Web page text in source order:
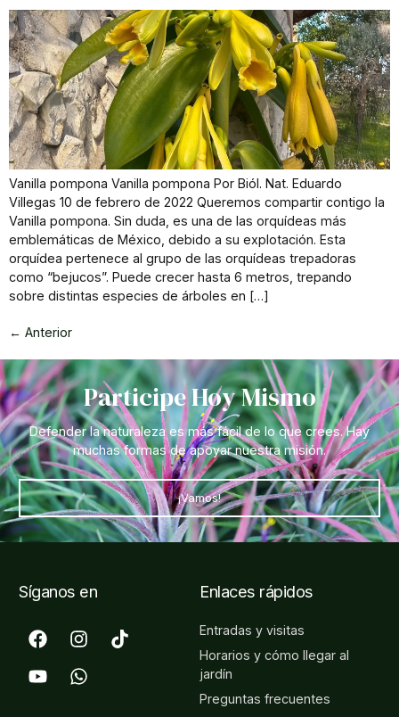
Vanilla pompona Vanilla pompona Por Biól. Nat. Eduardo
Villegas 10 de febrero de 2022 Queremos compartir contigo la
Vanilla pompona. Sin duda, es una de las orquídeas más
emblemáticas de México, debido a su explotación. Esta
orquídea pertenece al grupo de las orquídeas trepadoras
como “bejucos”. Puede crecer hasta 6 metros, trepando
sobre distintas especies de árboles en […]
← Anterior
Participe Hoy Mismo
Defender la naturaleza es más fácil de lo que crees. Hay
muchas formas de apoyar nuestra misión.
¡Vamos!
Síganos en Enlaces rápidos
Entradas y visitas
Horarios y cómo llegar al
jardín
Preguntas frecuentes